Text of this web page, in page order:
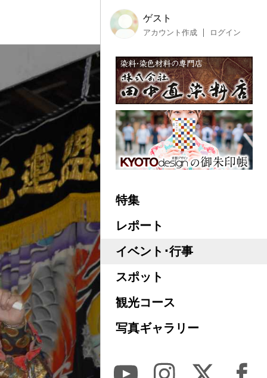
ゲスト
アカウント作成 ログイン
特集
レポート
イベント･行事
スポット
観光コース
写真ギャラリー